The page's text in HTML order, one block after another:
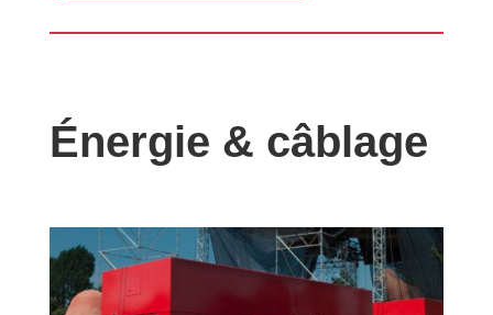
Énergie & câblage